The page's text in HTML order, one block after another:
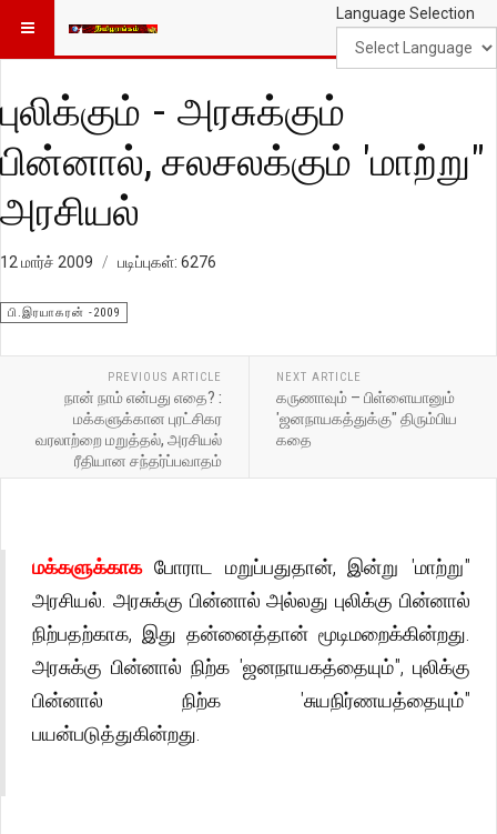
Language Selection
புலிக்கும் - அரசுக்கும்
பின்னால், சலசலக்கும் 'மாற்று"
அரசியல்
12 மார்ச் 2009 படிப்புகள்: 6276
பி.இரயாகரன் -2009
PREVIOUS ARTICLE
நான் நாம் என்பது எதை? :
மக்களுக்கான புரட்சிகர
வரலாற்றை மறுத்தல், அரசியல்
ரீதியான சந்தர்ப்பவாதம்
NEXT ARTICLE
கருணாவும் – பிள்ளையானும்
'ஜனநாயகத்துக்கு" திரும்பிய
கதை
மக்களுக்காகபோராட மறுப்பதுதான், இன்று 'மாற்று"
அரசியல். அரசுக்கு பின்னால் அல்லது புலிக்கு பின்னால்
நிற்பதற்காக, இது தன்னைத்தான் மூடிமறைக்கின்றது.
அரசுக்கு பின்னால் நிற்க 'ஜனநாயகத்தையும்", புலிக்கு
பின்னால் நிற்க 'சுயநிர்ணயத்தையும்"
பயன்படுத்துகின்றது.